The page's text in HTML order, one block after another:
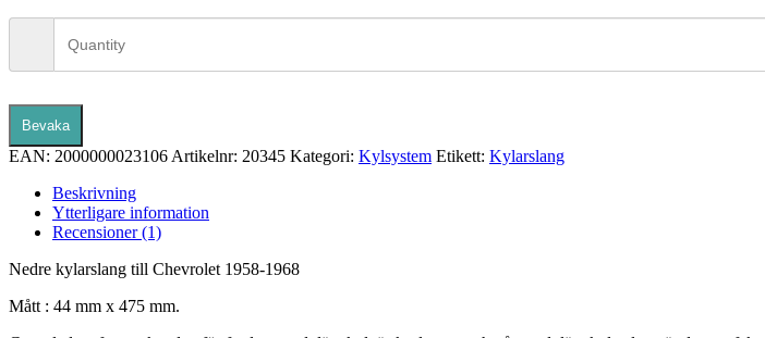
Bevaka
EAN: 2000000023106 Artikelnr: 20345 Kategori: Kylsystem Etikett: Kylarslang
Beskrivning
Ytterligare information
Recensioner (1)
Nedre kylarslang till Chevrolet 1958-1968
Mått : 44 mm x 475 mm.